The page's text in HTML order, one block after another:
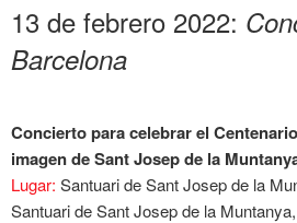
13 de febrero 2022:
Barcelona
Concierto para celebrar el
imagen de Sant Josep de la
Lugar: Santuari de Sant Josep de la
Santuari de Sant Josep de la